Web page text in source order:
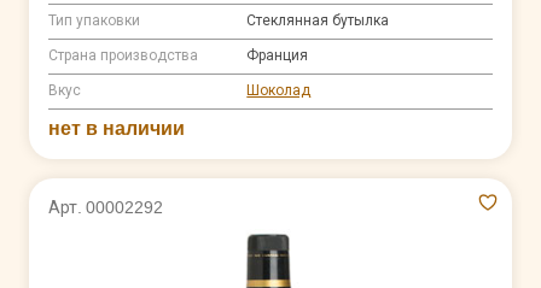
Тип упаковки Стеклянная бутылка
Страна производства Франция
Вкус Шоколад
нет в наличии
Арт. 00002292